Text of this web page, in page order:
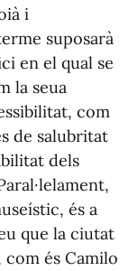
i
suposarà
en el qual se
la seua
com
de salubritat
dels
és a
que la ciutat
és Camilo